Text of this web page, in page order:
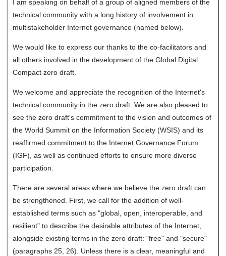
I am speaking on behalf of a group of aligned members of the
technical community with a long history of involvement in
multistakeholder Internet governance (named below).
We would like to express our thanks to the co-facilitators and
all others involved in the development of the Global Digital
Compact zero draft.
We welcome and appreciate the recognition of the Internet's
technical community in the zero draft. We are also pleased to
see the zero draft's commitment to the vision and outcomes of
the World Summit on the Information Society (WSIS) and its
reaffirmed commitment to the Internet Governance Forum
(IGF), as well as continued efforts to ensure more diverse
participation.
There are several areas where we believe the zero draft can
be strengthened. First, we call for the addition of well-
established terms such as "global, open, interoperable, and
resilient" to describe the desirable attributes of the Internet,
alongside existing terms in the zero draft: "free" and "secure"
(paragraphs 25, 26). Unless there is a clear, meaningful and